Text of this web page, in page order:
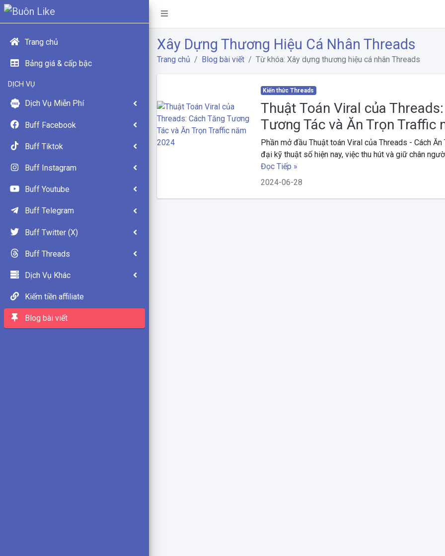
Trang chủ
Bảng giá & cấp bậc
DỊCH VỤ
Dịch Vụ Miễn Phí
Buff Facebook
Buff Tiktok
Buff Instagram
Buff Youtube
Buff Telegram
Buff Twitter (X)
Buff Threads
Dịch Vụ Khác
Kiếm tiền affiliate
Blog bài viết
Xây Dựng Thương Hiệu Cá Nhân Threads
Trang chủ Blog bài viết Từ khóa: Xây dựng thương hiệu cá nhân Threads
Kiến thức Threads
Thuật Toán Viral của
Tương Tác và Ăn Trọn Traffic
Phần mở đầu Thuật toán Viral của Threads - Cách Ăn
đại kỹ thuật số hiện nay, việc thu hút và giữ chân
Đọc Tiếp »
2024-06-28